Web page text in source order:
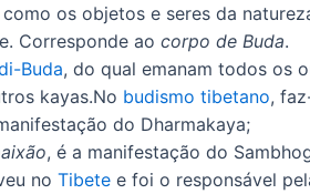
os objetos e seres da
Corresponde ao corpo de Buda.
Buda, do qual emanam todos os
kayas.No budismo tibetano,
do Dharmakaya;
, é a manifestação do
no Tibete e foi o responsável